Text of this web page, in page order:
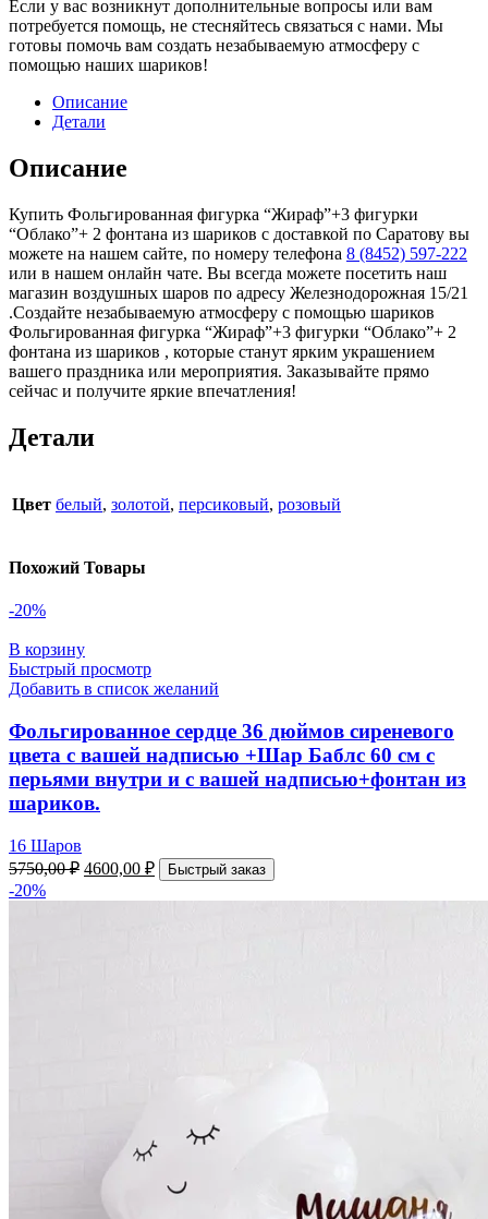
Если у вас возникнут дополнительные вопросы или вам
потребуется помощь, не стесняйтесь связаться с нами. Мы
готовы помочь вам создать незабываемую атмосферу с
помощью наших шариков!
Описание
Детали
Описание
Купить Фольгированная фигурка “Жираф”+3 фигурки
“Облако”+ 2 фонтана из шариков с доставкой по Саратову вы
можете на нашем сайте, по номеру телефона 8 (8452) 597-222
или в нашем онлайн чате. Вы всегда можете посетить наш
магазин воздушных шаров по адресу Железнодорожная 15/21
.Создайте незабываемую атмосферу с помощью шариков
Фольгированная фигурка “Жираф”+3 фигурки “Облако”+ 2
фонтана из шариков , которые станут ярким украшением
вашего праздника или мероприятия. Заказывайте прямо
сейчас и получите яркие впечатления!
Детали
Цвет белый, золотой, персиковый, розовый
Похожий Товары
-20%
В корзину
Быстрый просмотр
Добавить в список желаний
Фольгированное сердце 36 дюймов сиреневого
цвета с вашей надписью +Шар Баблс 60 см с
перьями внутри и с вашей надписью+фонтан из
шариков.
16 Шаров
5750,00₽ 4600,00 ₽ Быстрый заказ
-20%